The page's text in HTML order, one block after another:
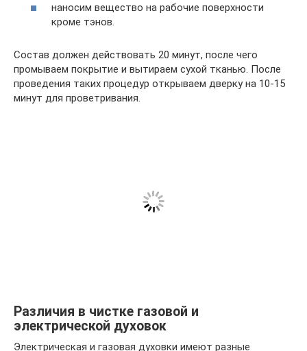
наносим вещество на рабочие поверхности
кроме тэнов.
Состав должен действовать 20 минут, после чего
промываем покрытие и вытираем сухой тканью. После
проведения таких процедур открываем дверку на 10-15
минут для проветривания.
Различия в чистке газовой и
электрической духовок
Электрическая и газовая духовки имеют разные